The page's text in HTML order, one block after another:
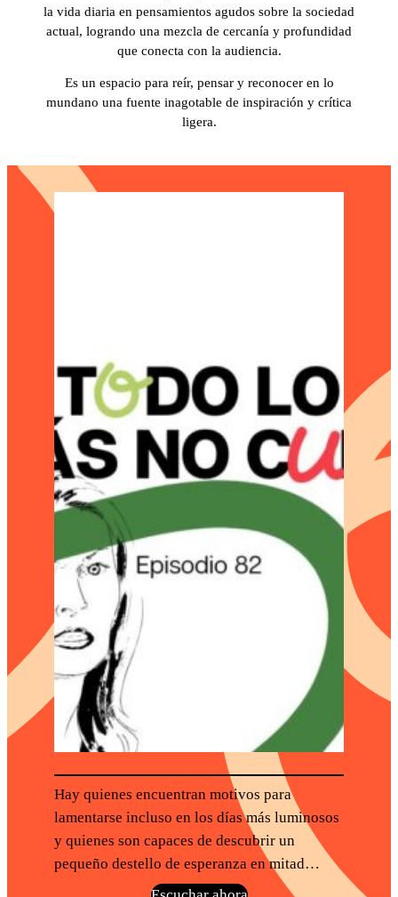
la vida diaria en pensamientos agudos sobre la sociedad
actual, logrando una mezcla de cercanía y profundidad
que conecta con la audiencia.
Es un espacio para reír, pensar y reconocer en lo
mundano una fuente inagotable de inspiración y crítica
ligera.
Hay quienes encuentran motivos para
lamentarse incluso en los días más luminosos
y quienes son capaces de descubrir un
pequeño destello de esperanza en mitad…